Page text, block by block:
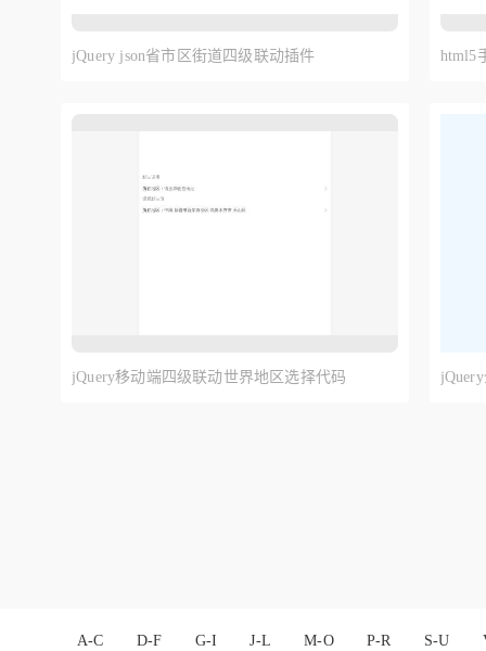
jQuery json省市区街道四级联动插件 html5
jQuery移动端四级联动世界地区选择代码
A-C D-F G-I J-L M-O P-R S-U